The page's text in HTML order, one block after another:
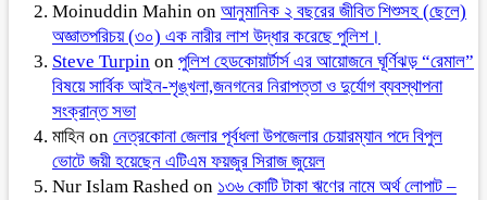
Moinuddin Mahin on আনুমানিক ২ বছরের জীবিত শিশুসহ (ছেলে)
অজ্ঞাতপরিচয় (৩০) এক নারীর লাশ উদ্ধার করেছে পুলিশ।
Steve Turpin on পুলিশ হেডকোয়ার্টার্স এর আয়োজনে ঘূর্ণিঝড় “রেমাল”
বিষয়ে সার্বিক আইন-শৃঙ্খলা,জনগনের নিরাপত্তা ও দুর্যোগ ব্যবস্থাপনা
সংক্রান্ত সভা
মাহিন on নেত্রকোনা জেলার পূর্বধলা উপজেলার চেয়ারম্যান পদে বিপুল
ভোটে জয়ী হয়েছেন এটিএম ফয়জুর সিরাজ জুয়েল
Nur Islam Rashed on ১৩৬ কোটি টাকা ঋণের নামে অর্থ লোপাট –